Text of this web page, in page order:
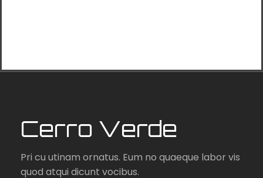
Cerro Verde
Pri cu utinam ornatus. Eum no quaeque labor vis
quod atqui dicunt vocibus.